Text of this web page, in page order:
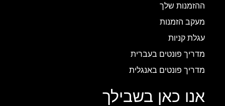
ההזמנות שלך
מעקב הזמנות
עגלת קניות
מדריך פונטים בעברית
מדריך פונטים באנגלית
אנו כאן בשבילך